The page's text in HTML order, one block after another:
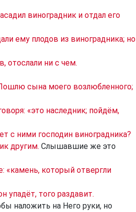
виноградник и отдал его
ему плодов из виноградника; но
отослали ни с чем.
сына моего возлюбленного;
«это наследник; пойдём,
с ними господин виноградника?
другим. Слышавшие же это
«камень, который отвергли
упадёт, того раздавит.
наложить на Него руки, но